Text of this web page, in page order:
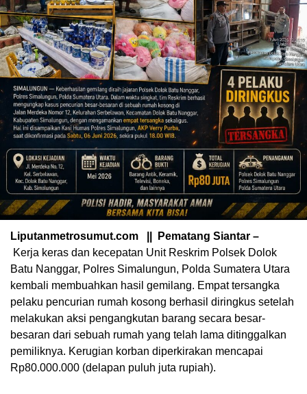
Liputanmetrosumut.com || Pematang Siantar –
Kerja keras dan kecepatan Unit Reskrim Polsek Dolok
Batu Nanggar, Polres Simalungun, Polda Sumatera Utara
kembali membuahkan hasil gemilang. Empat tersangka
pelaku pencurian rumah kosong berhasil diringkus setelah
melakukan aksi pengangkutan barang secara besar-
besaran dari sebuah rumah yang telah lama ditinggalkan
pemiliknya. Kerugian korban diperkirakan mencapai
Rp80.000.000 (delapan puluh juta rupiah).